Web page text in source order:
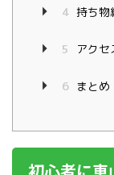
4 持ち物
5 アクセ
6 まとめ
初心者に車